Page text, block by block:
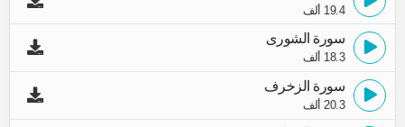
19.4 ألف
سورة الشورى
18.3 ألف
سورة الزخرف
20.3 ألف